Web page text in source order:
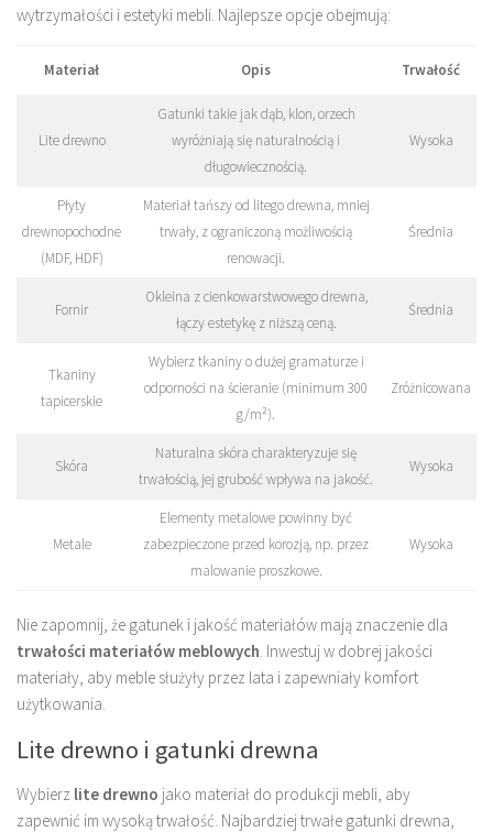
wytrzymałości i estetyki mebli. Najlepsze opcje obejmują:
Materiał Opis Trwałość
Lite drewno
Gatunki takie jak dąb, klon, orzech
wyróżniają się naturalnością i
długowiecznością.
Wysoka
Płyty
drewnopochodne
(MDF, HDF)
Materiał tańszy od litego drewna, mniej
trwały, z ograniczoną możliwością
renowacji.
Średnia
Fornir
Okleina z cienkowarstwowego drewna,
łączy estetykę z niższą ceną.
Średnia
Tkaniny
tapicerskie
Wybierz tkaniny o dużej gramaturze i
odporności na ścieranie (minimum 300
g/m²).
Zróżnicowana
Skóra
Naturalna skóra charakteryzuje się
trwałością, jej grubość wpływa na jakość.
Wysoka
Metale
Elementy metalowe powinny być
zabezpieczone przed korozją, np. przez
malowanie proszkowe.
Wysoka
Nie zapomnij, że gatunek i jakość materiałów mają znaczenie dla
trwałości materiałów meblowych. Inwestuj w dobrej jakości
materiały, aby meble służyły przez lata i zapewniały komfort
użytkowania.
Lite drewno i gatunki drewna
Wybierz lite drewno jako materiał do produkcji mebli, aby
zapewnić im wysoką trwałość. Najbardziej trwałe gatunki drewna,